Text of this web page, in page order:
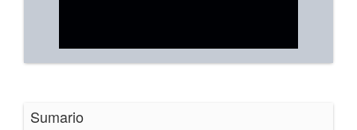
Sumario